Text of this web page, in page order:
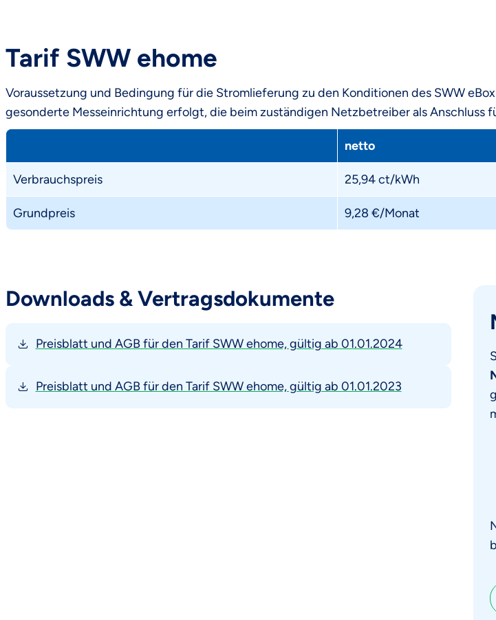
Tarif SWW ehome
Voraussetzung und Bedingung für die Stromlieferung zu den Konditionen des SWW
gesonderte Messeinrichtung erfolgt, die beim zuständigen Netzbetreiber als Anschluss
netto
Verbrauchspreis 25,94 ct/kWh
Grundpreis 9,28 €/Monat
Downloads & Vertragsdokum ente
Preisblatt und AGB für den Tarif SWW ehome, gültig ab 01.01.2024
Preisblatt und AGB für den Tarif SWW ehome, gültig ab 01.01.2023